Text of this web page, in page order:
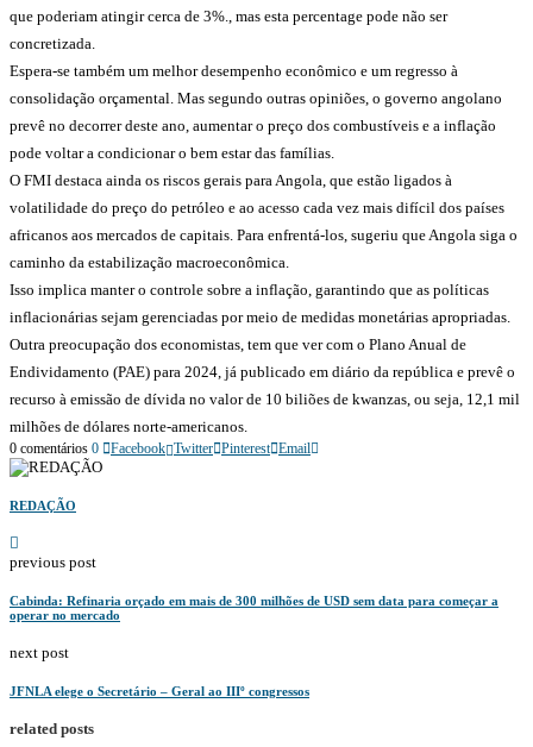
que poderiam atingir cerca de 3%., mas esta percentage pode não ser
concretizada.
Espera-se também um melhor desempenho econômico e um regresso à
consolidação orçamental. Mas segundo outras opiniões, o governo angolano
prevê no decorrer deste ano, aumentar o preço dos combustíveis e a inflação
pode voltar a condicionar o bem estar das famílias.
O FMI destaca ainda os riscos gerais para Angola, que estão ligados à
volatilidade do preço do petróleo e ao acesso cada vez mais difícil dos países
africanos aos mercados de capitais. Para enfrentá-los, sugeriu que Angola siga o
caminho da estabilização macroeconômica.
Isso implica manter o controle sobre a inflação, garantindo que as políticas
inflacionárias sejam gerenciadas por meio de medidas monetárias apropriadas.
Outra preocupação dos economistas, tem que ver com o Plano Anual de
Endividamento (PAE) para 2024, já publicado em diário da república e prevê o
recurso à emissão de dívida no valor de 10 biliões de kwanzas, ou seja, 12,1 mil
milhões de dólares norte-americanos.
0 comentários 0 Facebook Twitter Pinterest Email
REDAÇÃO
previous post
Cabinda: Refinaria orçado em mais de 300 milhões de USD sem data para começar a
operar no mercado
next post
JFNLA elege o Secretário – Geral ao IIIº congressos
related posts